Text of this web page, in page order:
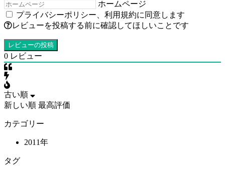
ホームページ
プライバシーポリシー
利用規約に同意します
レビューを投稿する前に確認してほしいことです
0 レビュー
古い順
新しい順 最高評価
カテゴリー
2011年
タグ